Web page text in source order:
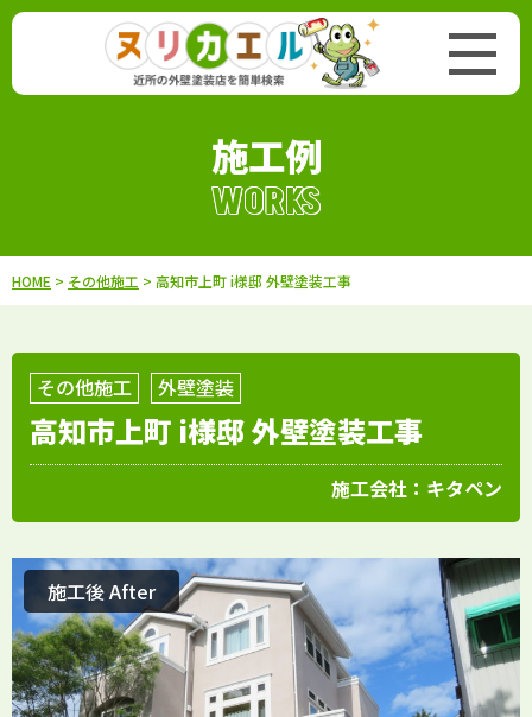
施工例
WORKS
HOME > その他施工 > 高知市上町 i様邸 外壁塗装工事
その他施工 外壁塗装
高知市上町 i様邸 外壁塗装工事
施工会社： キタペン
施工後 After